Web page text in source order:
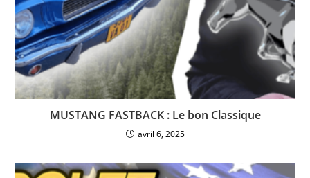
MUSTANG FASTBACK : Le bon Classique
avril 6, 2025